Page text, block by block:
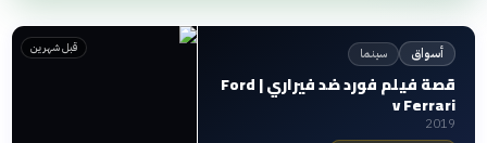
أسواق سينما
قصة فيلم فورد ضد فيراري | Ford
v Ferrari
2019
قبل شهرين